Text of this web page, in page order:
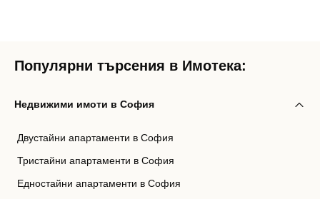
Популярни търсения в Имотека:
Недвижими имоти в София
Двустайни апартаменти в София
Тристайни апартаменти в София
Едностайни апартаменти в София